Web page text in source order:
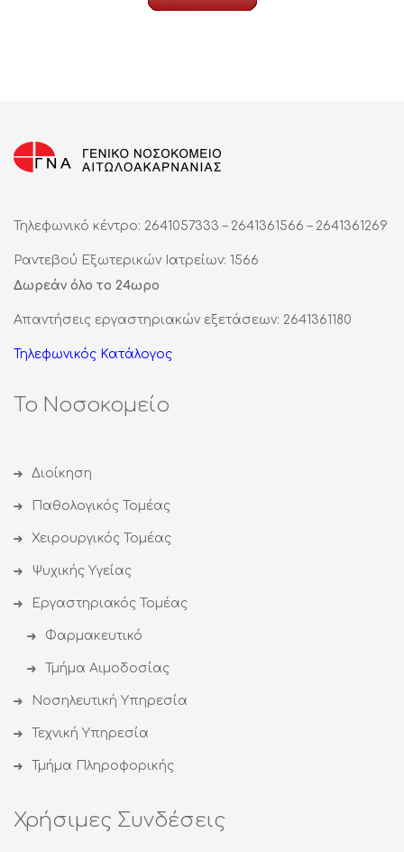
Τηλεφωνικό κέντρο: 2641057333 – 2641361566 – 2641361269
Ραντεβού Εξωτερικών Ιατρείων: 1566
Δωρεάν όλο το 24ωρο
Απαντήσεις εργαστηριακών εξετάσεων: 2641361180
Τηλεφωνικός Κατάλογος
Το Νοσοκομείο
Διοίκηση
Παθολογικός Τομέας
Χειρουργικός Τομέας
Ψυχικής Υγείας
Εργαστηριακός Τομέας
Φαρμακευτικό
Τμήμα Αιμοδοσίας
Νοσηλευτική Υπηρεσία
Τεχνική Υπηρεσία
Τμήμα Πληροφορικής
Χρήσιμες Συνδέσεις